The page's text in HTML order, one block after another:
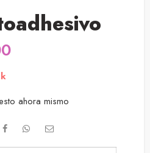
ahora mismo